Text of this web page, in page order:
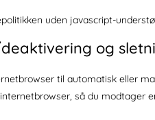
uden javascript-
og
til automatisk eller
så du modtager